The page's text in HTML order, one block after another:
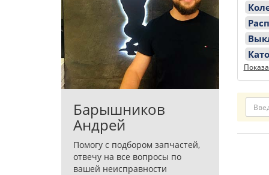
Барышников
Андрей
Помогу с подбором запчастей,
отвечу на все вопросы по
вашей неисправности